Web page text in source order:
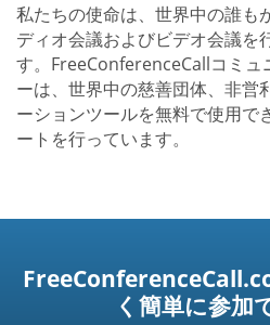
私たちの使命は、世界中の誰も
ディオ会議およびビデオ会議を
す。FreeConferenceCallコミュ
ーは、世界中の慈善団体、非営
ーションツールを無料で使用で
ートを行っています。
く簡単に参加